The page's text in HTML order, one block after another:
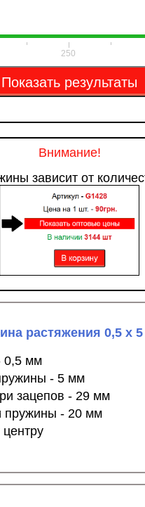
250
Внимание!
зависит от
растяжения 0,5 х 5
0,5 мм
- 5 мм
зацепов - 29 мм
пружины - 20 мм